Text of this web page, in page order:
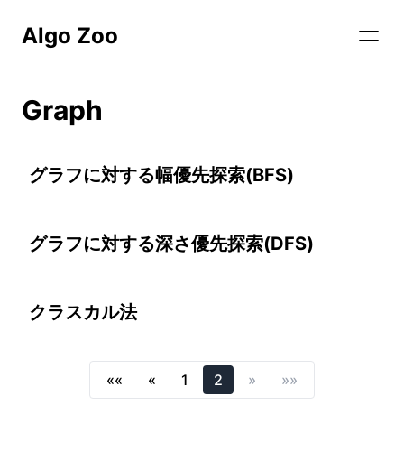
Algo Zoo
Graph
グラフに対する幅優先探索(BFS)
グラフに対する深さ優先探索(DFS)
クラスカル法
«« « 1 2 » »»